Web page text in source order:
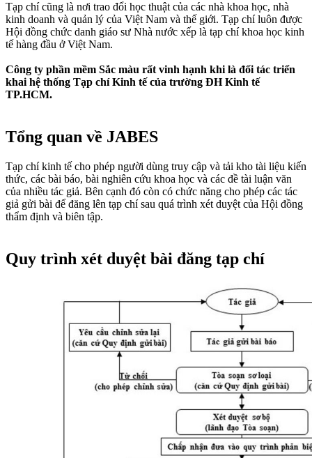
Tạp chí cũng là nơi trao đổi học thuật của các nhà khoa học, nhà
kinh doanh và quản lý của Việt Nam và thế giới. Tạp chí luôn được
Hội đồng chức danh giáo sư Nhà nước xếp là tạp chí khoa học kinh
tế hàng đầu ở Việt Nam.
Công ty phần mềm Sắc màu rất vinh hạnh khi là đối tác triển
khai hệ thống Tạp chí Kinh tế của trường ĐH Kinh tế
TP.HCM.
Tổng quan về JABES​
Tạp chí kinh tế cho phép người dùng truy cập và tải kho tài liệu kiến
thức, các bài báo, bài nghiên cứu khoa học và các đề tài luận văn
của nhiều tác giả. Bên cạnh đó còn có chức năng cho phép các tác
giả gửi bài để đăng lên tạp chí sau quá trình xét duyệt của Hội đồng
thẩm định và biên tập.
Quy trình xét duyệt bài đăng tạp chí​